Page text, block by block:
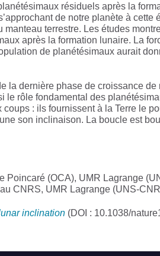
résiduels après la
de notre planète à cette
terrestre. Les études
après la formation lunaire. La
de planétésimaux aurait
la dernière phase de croissance de
le rôle fondamental des
: ils fournissent à la Terre le
son inclinaison. La boucle est
Poincaré (OCA), UMR Lagrange
CNRS, UMR Lagrange (UNS-
inclination (DOI : 10.1038/